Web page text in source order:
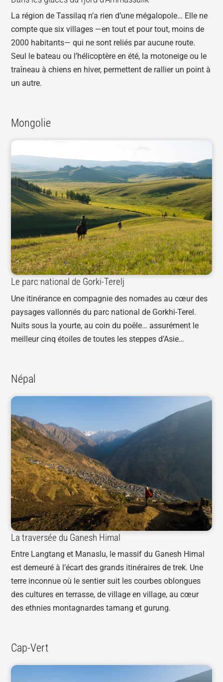
La région de Tassilaq n’a rien d’une mégalopole… Elle ne
compte que six villages —en tout et pour tout, moins de
2000 habitants— qui ne sont reliés par aucune route.
Seul le bateau ou l’hélicoptère en été, la motoneige ou le
traîneau à chiens en hiver, permettent de rallier un point à
un autre.
Mongolie
Le parc national de Gorki-Terelj
Une itinérance en compagnie des nomades au cœur des
paysages vallonnés du parc national de Gorkhi-Terel.
Nuits sous la yourte, au coin du poêle… assurément le
meilleur cinq étoiles de toutes les steppes d’Asie…
Népal
La traversée du Ganesh Himal
Entre Langtang et Manaslu, le massif du Ganesh Himal
est demeuré à l’écart des grands itinéraires de trek. Une
terre inconnue où le sentier suit les courbes oblongues
des cultures en terrasse, de village en village, au cœur
des ethnies montagnardes tamang et gurung.
Cap-Vert